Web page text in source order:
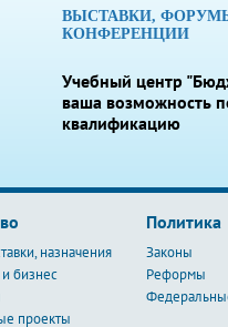
ВЫСТАВКИ,
КОНФЕРЕНЦИИ
Учебный центр
ваша возможность
квалификацию
назначения
и бизнес
проекты
Политика
Законы
Реформы